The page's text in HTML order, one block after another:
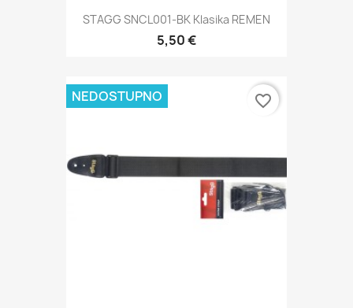
STAGG SNCL001-BK Klasika REMEN
5,50 €
NEDOSTUPNO favorite_border